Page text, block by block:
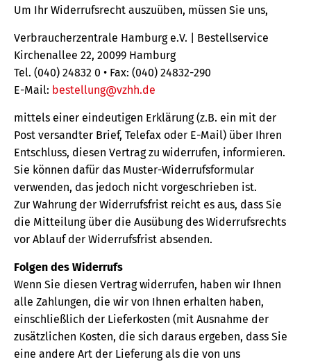
Um Ihr Widerrufsrecht auszuüben, müssen Sie uns,
Verbraucherzentrale Hamburg e.V. | Bestellservice
Kirchenallee 22, 20099 Hamburg
Tel. (040) 24832 0 • Fax: (040) 24832-290
E-Mail: bestellung@vzhh.de
mittels einer eindeutigen Erklärung (z.B. ein mit der
Post versandter Brief, Telefax oder E-Mail) über Ihren
Entschluss, diesen Vertrag zu widerrufen, informieren.
Sie können dafür das Muster-Widerrufsformular
verwenden, das jedoch nicht vorgeschrieben ist.
Zur Wahrung der Widerrufsfrist reicht es aus, dass Sie
die Mitteilung über die Ausübung des Widerrufsrechts
vor Ablauf der Widerrufsfrist absenden.
Folgen des Widerrufs
Wenn Sie diesen Vertrag widerrufen, haben wir Ihnen
alle Zahlungen, die wir von Ihnen erhalten haben,
einschließlich der Lieferkosten (mit Ausnahme der
zusätzlichen Kosten, die sich daraus ergeben, dass Sie
eine andere Art der Lieferung als die von uns